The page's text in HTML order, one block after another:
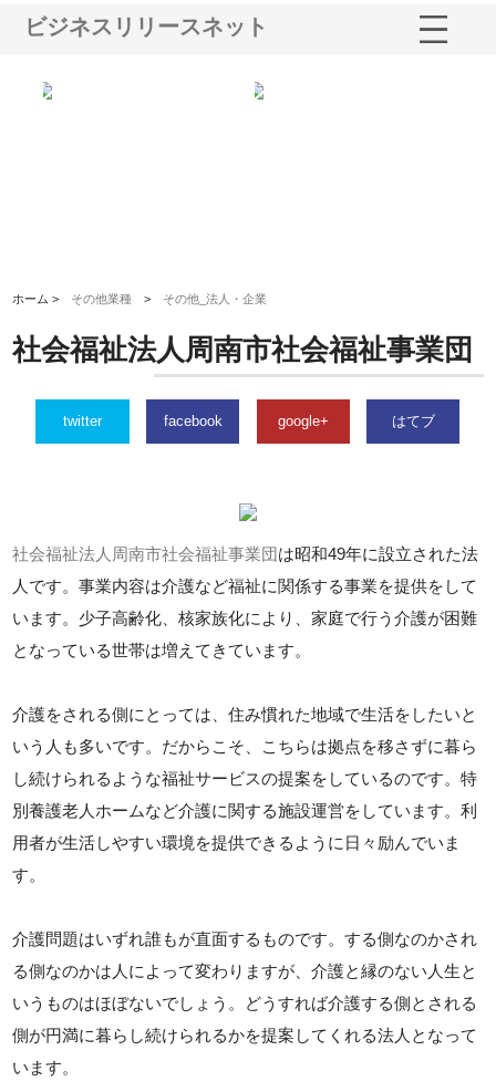
ビジネスリリースネット
ホーム > その他業種 > その他_法人・企業
社会福祉法人周南市社会福祉事業団
twitter facebook google+ はてブ
社会福祉法人周南市社会福祉事業団 は昭和49年に設立された法
人です。事業内容は介護など福祉に関係する事業を提供をして
います。少子高齢化、核家族化により、家庭で行う介護が困難
となっている世帯は増えてきています。
介護をされる側にとっては、住み慣れた地域で生活をしたいと
いう人も多いです。だからこそ、こちらは拠点を移さずに暮ら
し続けられるような福祉サービスの提案をしているのです。特
別養護老人ホームなど介護に関する施設運営をしています。利
用者が生活しやすい環境を提供できるように日々励んでいま
す。
介護問題はいずれ誰もが直面するものです。する側なのかされ
る側なのかは人によって変わりますが、介護と縁のない人生と
いうものはほぼないでしょう。どうすれば介護する側とされる
側が円満に暮らし続けられるかを提案してくれる法人となって
います。